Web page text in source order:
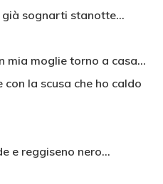
già sognarti stanotte…
mia moglie torno a casa…
la scusa che ho caldo
e reggiseno nero…